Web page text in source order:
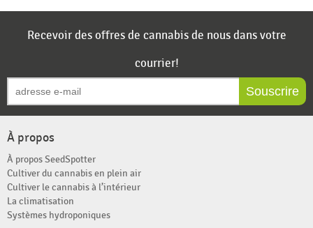
Recevoir des offres de cannabis de nous dans votre
courrier!
Souscrire
À propos
À propos SeedSpotter
Cultiver du cannabis en plein air
Cultiver le cannabis à l’intérieur
La climatisation
Systèmes hydroponiques